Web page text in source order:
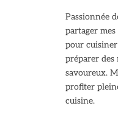
Passionnée
partager mes
pour
préparer des
savoureux.
profiter
cuisine.